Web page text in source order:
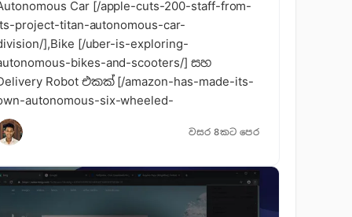
Car [/apple-cuts-200-staff-from-
project-titan-autonomous-car-
],Bike [/uber-is-exploring-
bikes-and-scooters/] සහ
Robot එකක් [/amazon-has-made-its-
autonomous-six-wheeled-
වසර 8කට පෙර